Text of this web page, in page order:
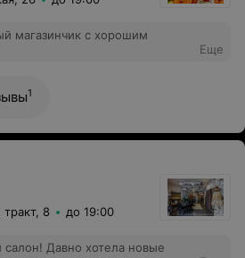
магазинчик с хорошим
Еще
1
8 до 19:00
салон! Давно хотела новые